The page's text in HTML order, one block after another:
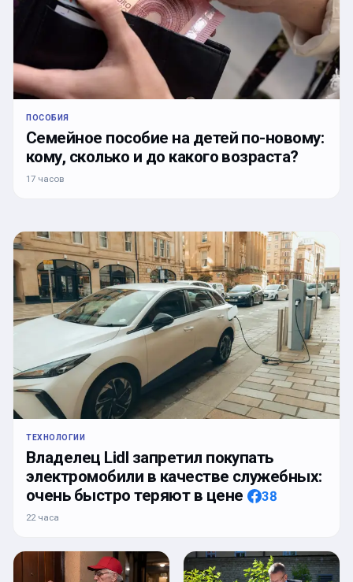
ПОСОБИЯ
Семейное пособие на детей по-новому:
кому, сколько и до какого возраста?
17 часов
ТЕХНОЛОГИИ
Владелец Lidl запретил покупать
электромобили в качестве служебных:
очень быстро теряют в цене
38
22 часа